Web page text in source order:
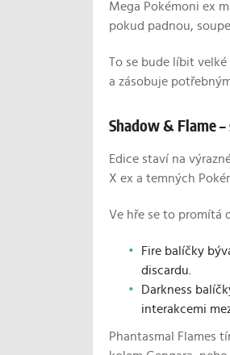
Mega Pokémoni ex
pokud padnou,
To se bude líbit
a zásobuje
Shadow & Flame
Edice staví na
X ex a temných
Ve hře se to promítá
Fire balíčky
discardu.
Darkness
interakcemi
Phantasmal Flames